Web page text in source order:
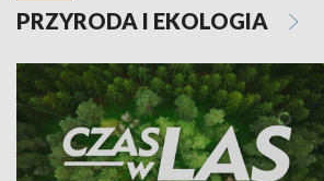
PRZYRODA I EKOLOGIA